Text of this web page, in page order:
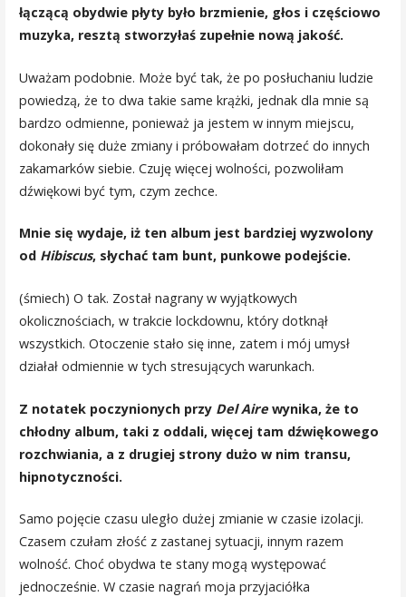
łączącą obydwie płyty było brzmienie, głos i częściowo
muzyka, resztą stworzyłaś zupełnie nową jakość.
Uważam podobnie. Może być tak, że po posłuchaniu ludzie
powiedzą, że to dwa takie same krążki, jednak dla mnie są
bardzo odmienne, ponieważ ja jestem w innym miejscu,
dokonały się duże zmiany i próbowałam dotrzeć do innych
zakamarków siebie. Czuję więcej wolności, pozwoliłam
dźwiękowi być tym, czym zechce.
Mnie się wydaje, iż ten album jest bardziej wyzwolony
od Hibiscus, słychać tam bunt, punkowe podejście.
(śmiech) O tak. Został nagrany w wyjątkowych
okolicznościach, w trakcie lockdownu, który dotknął
wszystkich. Otoczenie stało się inne, zatem i mój umysł
działał odmiennie w tych stresujących warunkach.
Z notatek poczynionych przy Del Airewynika, że to
chłodny album, taki z oddali, więcej tam dźwiękowego
rozchwiania, a z drugiej strony dużo w nim transu,
hipnotyczności.
Samo pojęcie czasu uległo dużej zmianie w czasie izolacji.
Czasem czułam złość z zastanej sytuacji, innym razem
wolność. Choć obydwa te stany mogą występować
jednocześnie. W czasie nagrań moja przyjaciółka